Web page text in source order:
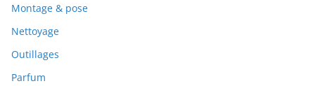
Montage & pose
Nettoyage
Outillages
Parfum